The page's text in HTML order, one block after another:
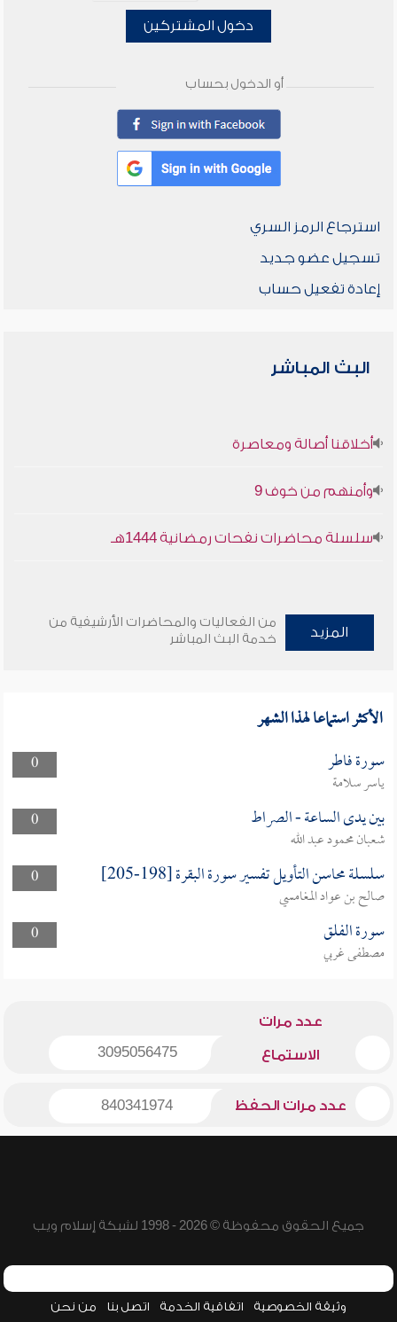
دخول المشتركين
أو الدخول بحساب
استرجاع الرمز السري
تسجيل عضو جديد
إعادة تفعيل حساب
البث المباشر
أخلاقنا أصالة ومعاصرة
وأمنهم من خوف 9
سلسلة محاضرات نفحات رمضانية 1444هـ
المزيد
من الفعاليات والمحاضرات الأرشيفية من
خدمة البث المباشر
الأكثر استماعا لهذا الشهر
0 سورة فاطر
ياسر سلامة
0
بين يدى الساعة - الصراط
شعبان محمود عبد الله
0
سلسلة محاسن التأويل تفسير سورة البقرة [198-205]
صالح بن عواد المغامسي
0
سورة الفلق
مصطفى غربي
عدد مرات
الاستماع 3095056475
عدد مرات الحفظ 840341974
جميع الحقوق محفوظة © 2026 - 1998 لشبكة إسلام ويب
وثيقة الخصوصية اتفاقية الخدمة اتصل بنا من نحن